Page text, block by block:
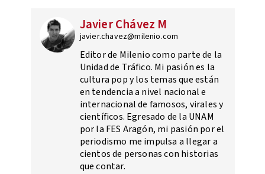
Javier Chávez M
javier.chavez@milenio.com
Editor de Milenio como parte de la
Unidad de Tráfico. Mi pasión es la
cultura pop y los temas que están
en tendencia a nivel nacional e
internacional de famosos, virales y
científicos. Egresado de la UNAM
por la FES Aragón, mi pasión por el
periodismo me impulsa a llegar a
cientos de personas con historias
que contar.